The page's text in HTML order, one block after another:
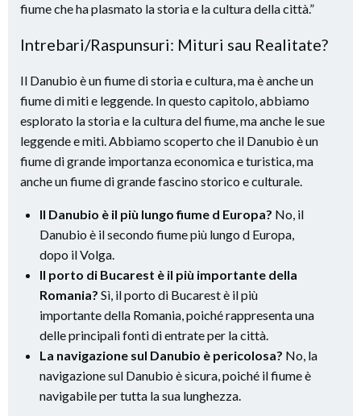
fiume che ha plasmato la storia e la cultura della città.”
Intrebari/Raspunsuri: Mituri sau Realitate?
Il Danubio è un fiume di storia e cultura, ma è anche un
fiume di miti e leggende. In questo capitolo, abbiamo
esplorato la storia e la cultura del fiume, ma anche le sue
leggende e miti. Abbiamo scoperto che il Danubio è un
fiume di grande importanza economica e turistica, ma
anche un fiume di grande fascino storico e culturale.
Il Danubio è il più lungo fiume d Europa? No, il
Danubio è il secondo fiume più lungo d Europa,
dopo il Volga.
Il porto di Bucarest è il più importante della
Romania? Sì, il porto di Bucarest è il più
importante della Romania, poiché rappresenta una
delle principali fonti di entrate per la città.
La navigazione sul Danubio è pericolosa? No, la
navigazione sul Danubio è sicura, poiché il fiume è
navigabile per tutta la sua lunghezza.